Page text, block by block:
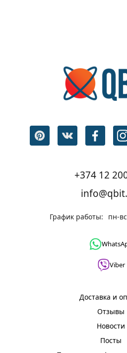
+374 12
График работы: пн-
Viber
Доставка и
Отзывы
Новости
Посты